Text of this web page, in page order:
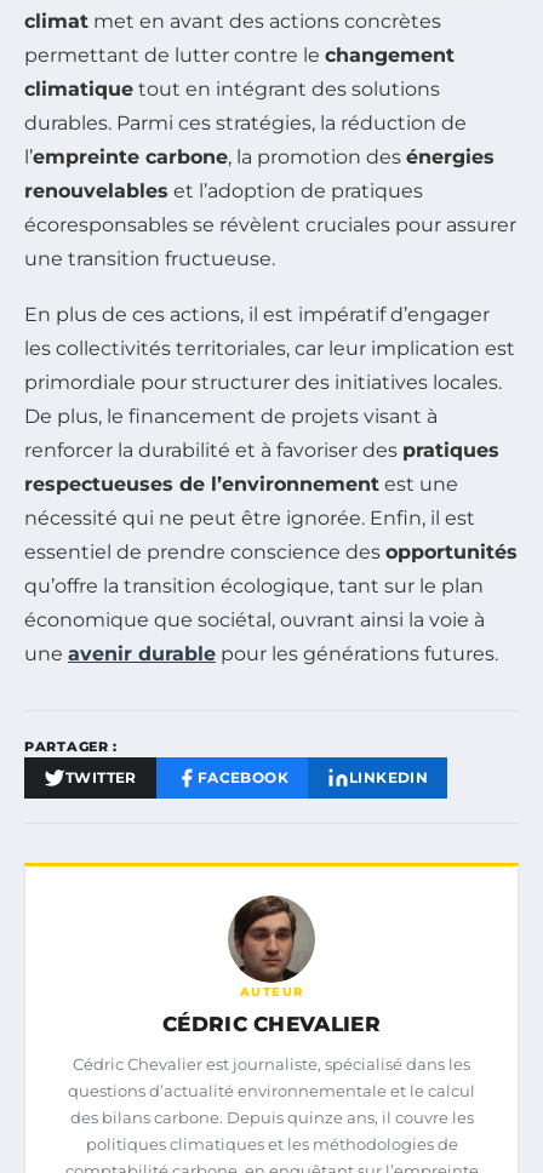
climat met en avant des actions concrètes
permettant de lutter contre le changement
climatique tout en intégrant des solutions
durables. Parmi ces stratégies, la réduction de
l’empreinte carbone, la promotion des énergies
renouvelables et l’adoption de pratiques
écoresponsables se révèlent cruciales pour assurer
une transition fructueuse.
En plus de ces actions, il est impératif d’engager
les collectivités territoriales, car leur implication est
primordiale pour structurer des initiatives locales.
De plus, le financement de projets visant à
renforcer la durabilité et à favoriser des pratiques
respectueuses de l’environnement est une
nécessité qui ne peut être ignorée. Enfin, il est
essentiel de prendre conscience des opportunités
qu’offre la transition écologique, tant sur le plan
économique que sociétal, ouvrant ainsi la voie à
une avenir durable pour les générations futures.
PARTAGER :
TWITTER FACEBOOK LINKEDIN
AUTEUR
CÉDRIC CHEVALIER
Cédric Chevalier est journaliste, spécialisé dans les
questions d’actualité environnementale et le calcul
des bilans carbone. Depuis quinze ans, il couvre les
politiques climatiques et les méthodologies de